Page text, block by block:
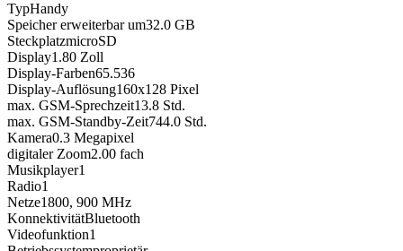
TypHandy
Speicher erweiterbar um32.0 GB
SteckplatzmicroSD
Display1.80 Zoll
Display-Farben65.536
Display-Auflösung160x128 Pixel
max. GSM-Sprechzeit13.8 Std.
max. GSM-Standby-Zeit744.0 Std.
Kamera0.3 Megapixel
digitaler Zoom2.00 fach
Musikplayer1
Radio1
Netze1800, 900 MHz
KonnektivitätBluetooth
Videofunktion1